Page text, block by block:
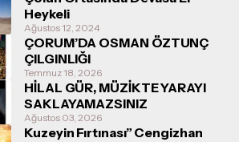
Heykeli
Ağustos 12, 2024
ÇORUM’DA OSMAN ÖZTUNÇ
ÇILGINLIĞI
Temmuz 18, 2026
HİLAL GÜR, MÜZİKTE YARAYI
SAKLAYAMAZSINIZ
Ağustos 03, 2026
Kuzeyin Fırtınası” Cengizhan